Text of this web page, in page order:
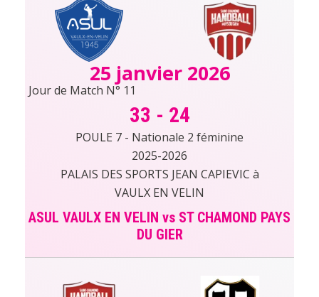
25 janvier 2026
Jour de Match N° 11
33 - 24
POULE 7 - Nationale 2 féminine
2025-2026
PALAIS DES SPORTS JEAN CAPIEVIC à
VAULX EN VELIN
ASUL VAULX EN VELIN vs ST CHAMOND PAYS
DU GIER